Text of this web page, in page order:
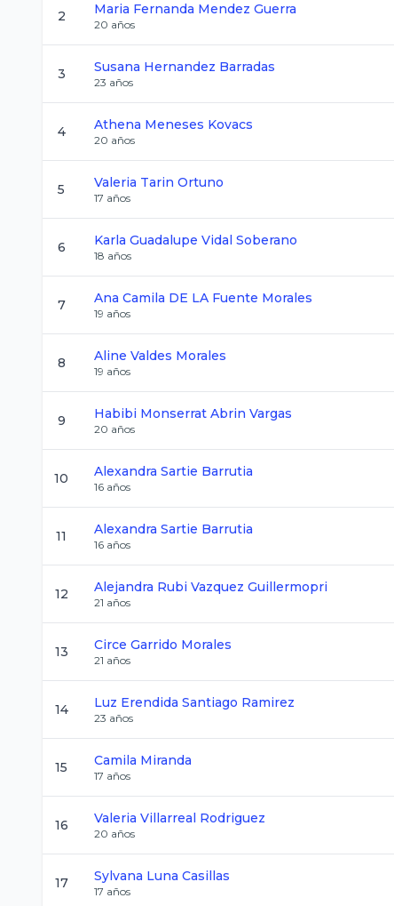
2 Maria Fernanda Mendez Guerra
20 años
3 Susana Hernandez Barradas
23 años
4 Athena Meneses Kovacs
20 años
5 Valeria Tarin Ortuno
17 años
6 Karla Guadalupe Vidal Soberano
18 años
7 Ana Camila DE LA Fuente Morales
19 años
8 Aline Valdes Morales
19 años
9 Habibi Monserrat Abrin Vargas
20 años
10 Alexandra Sartie Barrutia
16 años
11 Alexandra Sartie Barrutia
16 años
12 Alejandra Rubi Vazquez Guillermopri
21 años
13 Circe Garrido Morales
21 años
14 Luz Erendida Santiago Ramirez
23 años
15 Camila Miranda
17 años
16 Valeria Villarreal Rodriguez
20 años
17 Sylvana Luna Casillas
17 años